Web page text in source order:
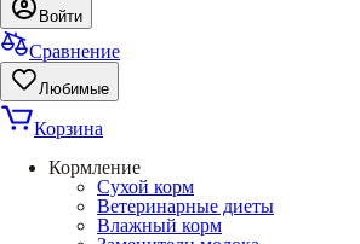
Войти
Сравнение
Любимые
Корзина
Кормление
Сухой корм
Ветеринарные диеты
Влажный корм